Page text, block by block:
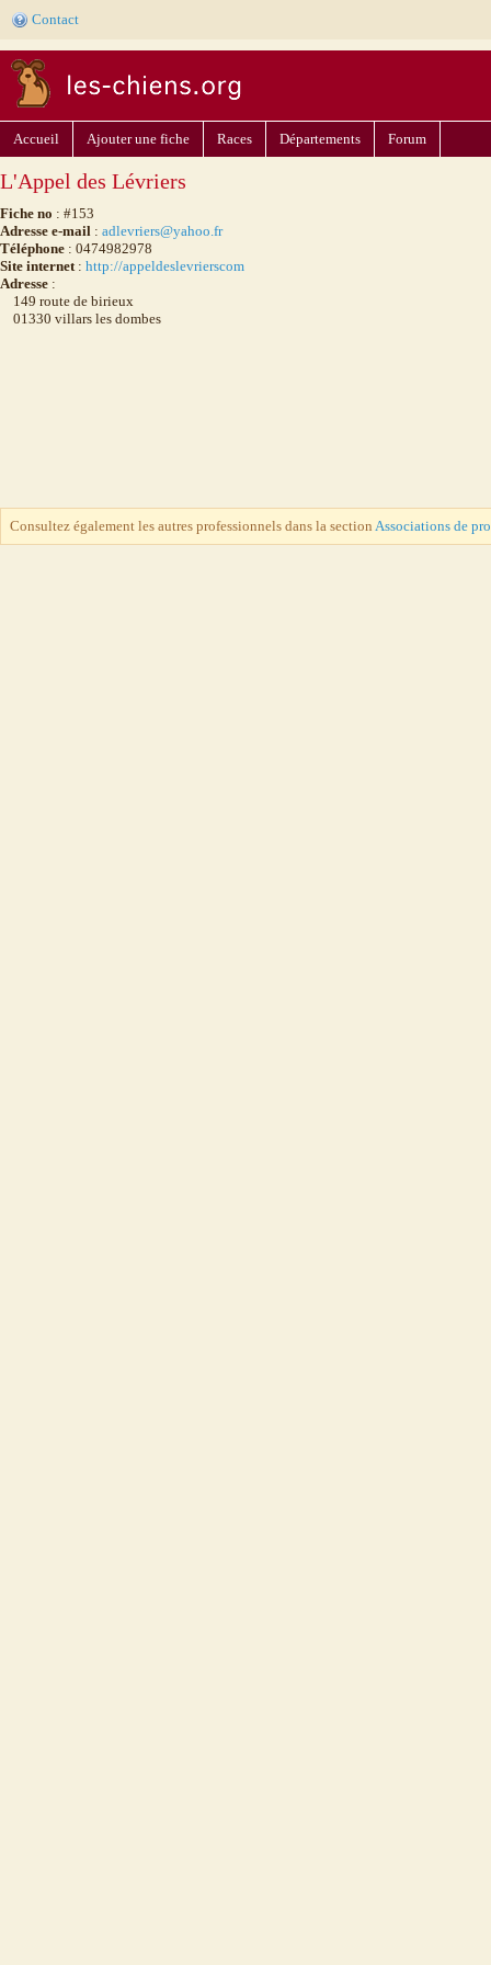
Contact
Accueil Ajouter une fiche Races Départements Forum
L'Appel des Lévriers
Fiche no : #153
Adresse e-mail : adlevriers@yahoo.fr
Téléphone : 0474982978
Site internet: http://appeldeslevrierscom
Adresse :
149 route de birieux
01330 villars les dombes
Consultez également les autres professionnels dans la section Associations de